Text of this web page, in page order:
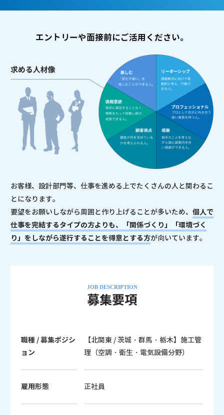
エントリーや面接前にご活用ください。
お客様、設計部門等、仕事を進める上でたくさんの人と関わるこ
とになります。
要望をお願いしながら周囲と作り上げることが多いため、 個人で
仕事を完結するタイプの方よりも、「関係づくり」「環境づく
り」をしながら遂行することを得意とする方が向いています。
JOB DESCRIPTION
募集要項
職種 / 募集ポジシ
ョン
【北関東 / 茨城・群馬・栃木】施工管
理（空調・衛生・電気設備分野）
雇用形態 正社員